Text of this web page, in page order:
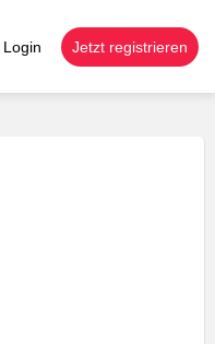
Login Jetzt registrieren